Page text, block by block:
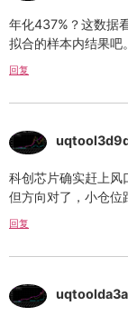
年化437%？这数据
拟合的样本内结果吧。
回复
科创芯片确实赶上
但方向对了，小仓位
回复